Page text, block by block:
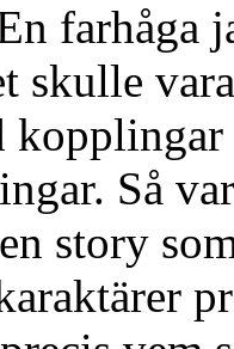
farhåga
skulle
Så
story